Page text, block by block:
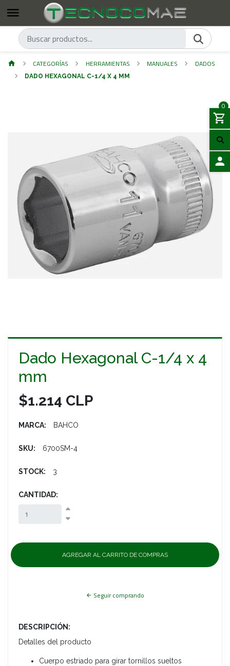
0
CATEGORÍAS HERRAMIENTAS MANUALES DADOS
DADO HEXAGONAL C-1/4 X 4 MM
Dado Hexagonal C-1/4 x 4
mm
$1.214 CLP
MARCA: BAHCO
SKU: 6700SM-4
STOCK: 3
CANTIDAD:
Seguir comprando
DESCRIPCIÓN:
Detalles del producto
Cuerpo estriado para girar tornillos sueltos